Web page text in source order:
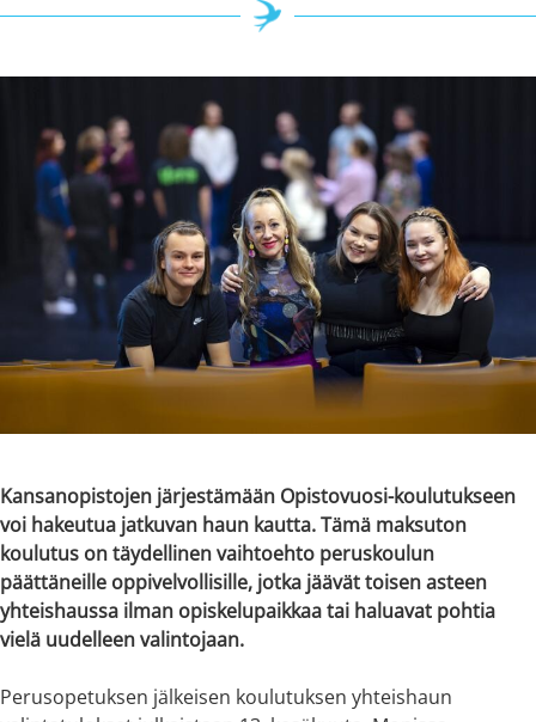
Kansanopistojen järjestämään Opistovuosi-koulutukseen
voi hakeutua jatkuvan haun kautta. Tämä maksuton
koulutus on täydellinen vaihtoehto peruskoulun
päättäneille oppivelvollisille, jotka jäävät toisen asteen
yhteishaussa ilman opiskelupaikkaa tai haluavat pohtia
vielä uudelleen valintojaan.
Perusopetuksen jälkeisen koulutuksen yhteishaun